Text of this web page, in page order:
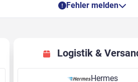
Fehler melden
Logistik &
Hermes